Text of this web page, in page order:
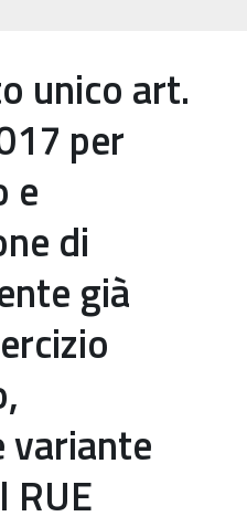
unico art.
per
e
di
già
RUE